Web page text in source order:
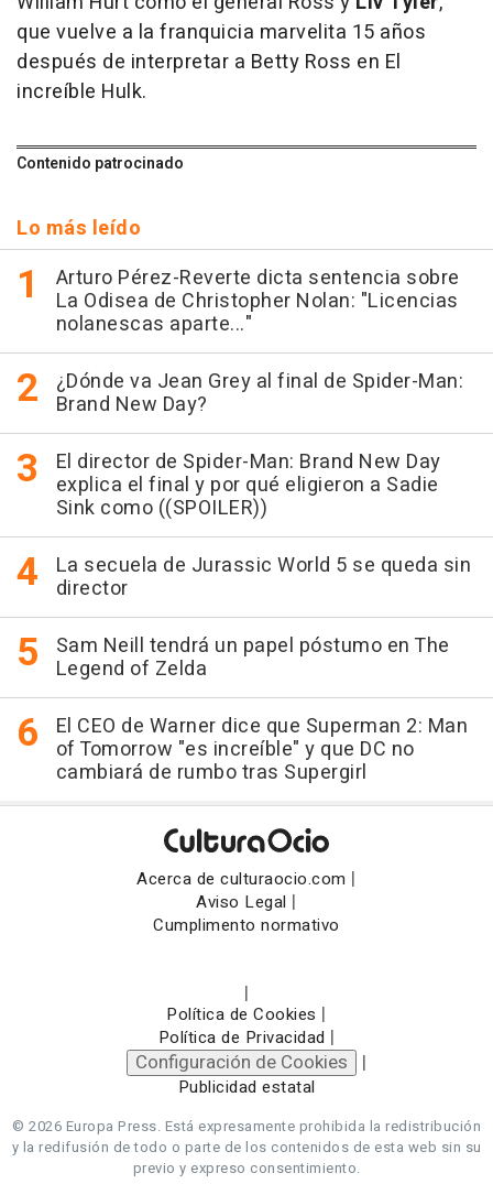
que vuelve a la franquicia marvelita 15 años
después de interpretar a Betty Ross en El
increíble Hulk.
Contenido patrocinado
Lo más leído
Arturo Pérez-Reverte dicta sentencia sobre
La Odisea de Christopher Nolan: "Licencias
nolanescas aparte..."
¿Dónde va Jean Grey al final de Spider-Man:
Brand New Day?
El director de Spider-Man: Brand New Day
explica el final y por qué eligieron a Sadie
Sink como ((SPOILER))
La secuela de Jurassic World 5 se queda sin
director
Sam Neill tendrá un papel póstumo en The
Legend of Zelda
El CEO de Warner dice que Superman 2: Man
of Tomorrow "es increíble" y que DC no
cambiará de rumbo tras Supergirl
Acerca de culturaocio.com |
Aviso Legal |
Cumplimento normativo
|
Política de Cookies |
Política de Privacidad |
Configuración de Cookies |
Publicidad estatal
© 2026 Europa Press. Está expresamente prohibida la redistribución
y la redifusión de todo o parte de los contenidos de esta web sin su
previo y expreso consentimiento.